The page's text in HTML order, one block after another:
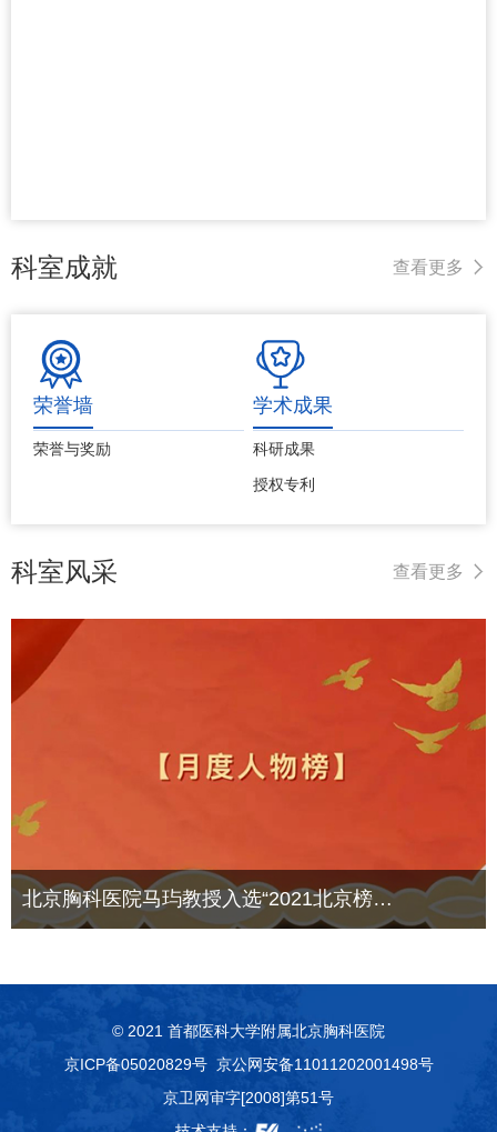
查看更多
科室成就
荣誉墙
荣誉与奖励
学术成果
科研成果
授权专利
查看更多
科室风采
北京胸科医院马玙教授入选“2021北京榜…
© 2021 首都医科大学附属北京胸科医院
京ICP备05020829号京公网安备11011202001498号
京卫网审字[2008]第51号